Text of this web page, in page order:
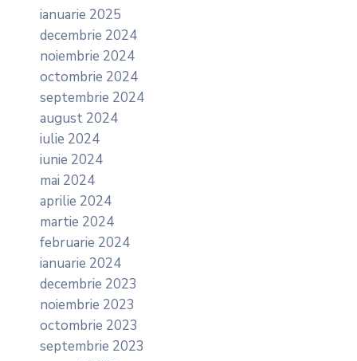
ianuarie 2025
decembrie 2024
noiembrie 2024
octombrie 2024
septembrie 2024
august 2024
iulie 2024
iunie 2024
mai 2024
aprilie 2024
martie 2024
februarie 2024
ianuarie 2024
decembrie 2023
noiembrie 2023
octombrie 2023
septembrie 2023